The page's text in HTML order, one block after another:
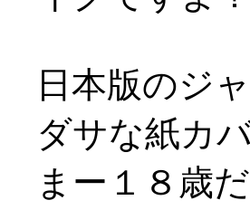
日本版のジ
ダサな紙カ
まー１８歳